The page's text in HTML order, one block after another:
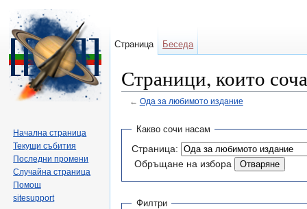
Страници, които
← Ода за любимото издание
Какво сочи насам
Страница:
Обръщане на избора
Филтри
Страница Беседа
Начална страница
Текущи събития
Последни промени
Случайна страница
Помощ
sitesupport